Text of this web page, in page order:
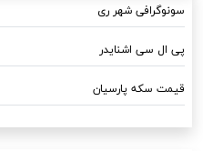
سونوگرافی شهر ری
پی ال سی اشنایدر
قیمت سکه پارسیان